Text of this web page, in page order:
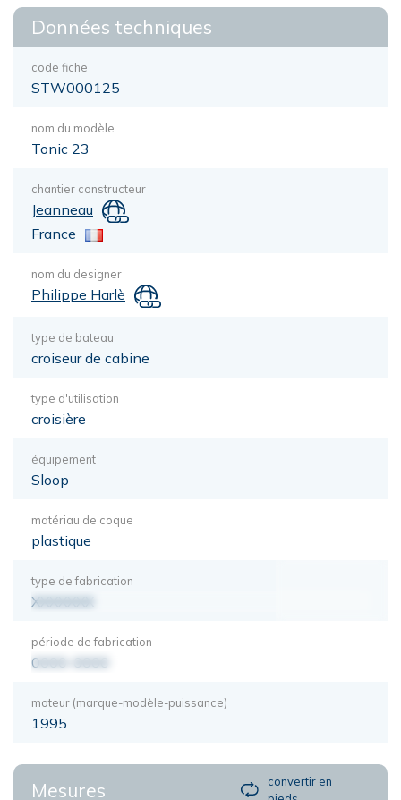
Données techniques
code fiche
STW000125
nom du modèle
Tonic 23
chantier constructeur
Jeanneau
France
nom du designer
Philippe Harlè
type de bateau
croiseur de cabine
type d'utilisation
croisière
équipement
Sloop
matériau de coque
plastique
type de fabrication
XXXXXXX
période de fabrication
0000-0000
moteur (marque-modèle-puissance)
1995
Mesures
convertir en